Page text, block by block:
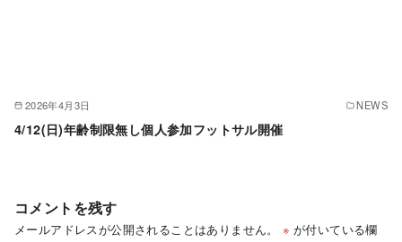
2026年4月3日 NEWS
4/12(日)年齢制限無し個人参加フットサル開催
コメントを残す
メールアドレスが公開されることはありません。 ※ が付いている欄